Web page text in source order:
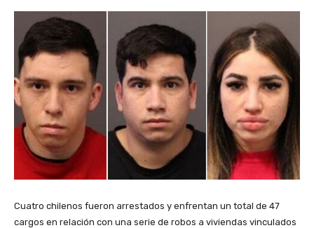
Cuatro chilenos fueron arrestados y enfrentan un total de 47
cargos en relación con una serie de robos a viviendas vinculados